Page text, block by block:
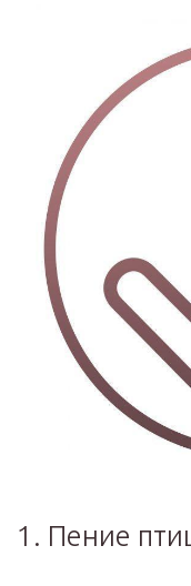
1. Пение